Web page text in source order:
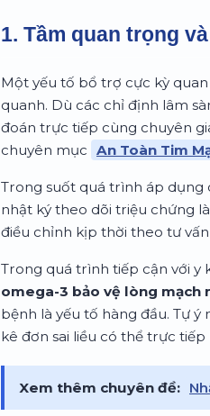
1. Tầm quan trọng
Một yếu tố bổ trợ cực kỳ
quanh. Dù các chỉ định lâm
đoán trực tiếp cùng chuyên
chuyên mục An Toàn Tim
Trong suốt quá trình áp dụng
nhật ký theo dõi triệu chứng
điều chỉnh kịp thời theo tư
Trong quá trình tiếp cận với y
omega-3 bảo vệ lòng mạch
bệnh là yếu tố hàng đầu. Tự
kê đơn sai liều có thể trực
Xem thêm chuyên đề: